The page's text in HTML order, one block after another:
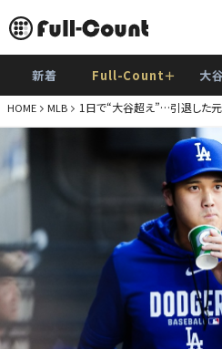
新着 Full-Count＋ 大
HOME MLB 1日で“大谷超え”…引退した